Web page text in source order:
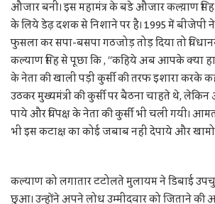
औजार बनी। इस महामंत्र के बडे औजार कल्य़ाण
के लिये डेढ़ दशक से निशाने पर है। 1995 में बीजेपी
फुसला कर सपा-बसपा गठजोड़ तोड़ दिया तो
कल्याण सिंह से पूछा कि , “कहिये अब आपके क्या
के नेता की खाली पड़ी कुर्सी की तरफ इशारा करके
उठकर मुख्यमंत्री की कुर्सी पर बैठना चाहते थे,
पाये और विपक्ष के नेता की कुर्सी भी चली गयी।
भी इस कटाक्ष का कोई जबाब नही देपाये और
कल्याण को लगातार टटोलते मुलायम ने डिबाई
छुआ। उन्होंने अपने लोध उम्मीदवार को जिताने